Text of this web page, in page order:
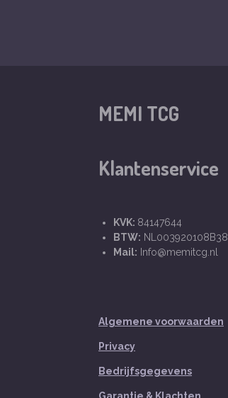
MEMI TCG
Klantenservice
KVK: 84147644
BTW: NL003920108B38
Mail: Info@memitcg.nl
Algemene voorwaarden
Privacy
Bedrijfsgegevens
Garantie & Klachten